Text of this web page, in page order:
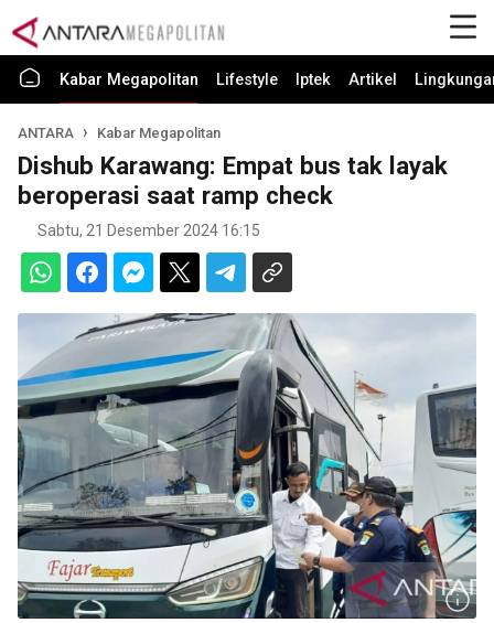
Kabar Megapolitan Lifestyle Iptek Artikel
ANTARA Kabar Megapolitan
Dishub Karawang: Empat bus tak layak
beroperasi saat ramp check
Sabtu, 21 Desember 2024 16:15